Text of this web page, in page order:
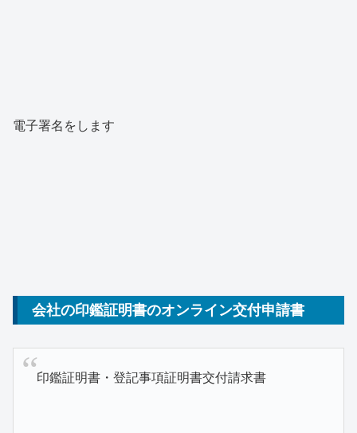
電子署名をします
会社の印鑑証明書のオンライン交付申請書
印鑑証明書・登記事項証明書交付請求書